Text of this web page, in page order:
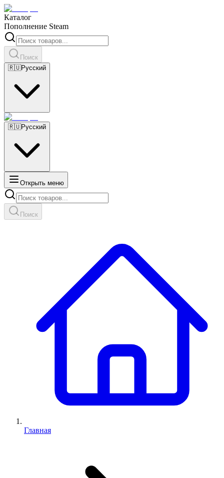
Каталог
Пополнение Steam
Поиск
🇷🇺Русский
🇷🇺Русский
Открыть меню
Поиск
Главная